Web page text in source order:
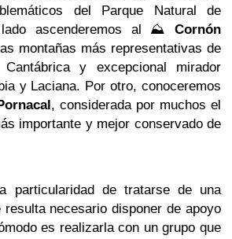
del Parque Natural de
ascenderemos al ⛰️ Cornón
montañas más representativas de
y excepcional mirador
y Laciana. Por otro, conoceremos
, considerada por muchos el
importante y mejor conservado de
particularidad de tratarse de una
necesario disponer de apoyo
es realizarla con un grupo que